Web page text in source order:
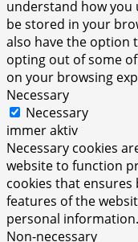
understand how you
be stored in your
also have the option
opting out of some
on your browsing
Necessary
Necessary
immer aktiv
Necessary cookies
website to function
cookies that
features of the
personal information.
Non-necessary